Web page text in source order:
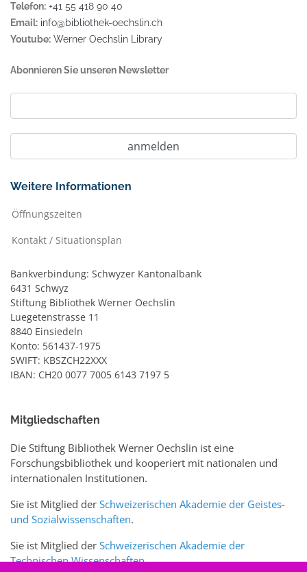
Telefon: +41 55 418 90 40
Email: info@bibliothek-oechslin.ch
Youtube: Werner Oechslin Library
Abonnieren Sie unseren Newsletter
Weitere Informationen
Öffnungszeiten
Kontakt / Situationsplan
Bankverbindung: Schwyzer Kantonalbank
6431 Schwyz
Stiftung Bibliothek Werner Oechslin
Luegetenstrasse 11
8840 Einsiedeln
Konto: 561437-1975
SWIFT: KBSZCH22XXX
IBAN: CH20 0077 7005 6143 7197 5
Mitgliedschaften
Die Stiftung Bibliothek Werner Oechslin ist eine
Forschungsbibliothek und kooperiert mit nationalen und
internationalen Institutionen.
Sie ist Mitglied der Schweizerischen Akademie der Geistes-
und Sozialwissenschaften.
Sie ist Mitglied der Schweizerischen Akademie der
Technischen Wissenschaften.